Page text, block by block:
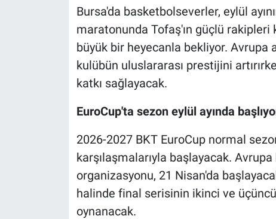
Bursa'da basketbolseverler, eylül
maratonunda Tofaş'ın güçlü rakipleri
büyük bir heyecanla bekliyor. Avrupa
kulübün uluslararası prestijini
katkı sağlayacak.
EuroCup'ta sezon eylül ayında
2026-2027 BKT EuroCup normal
karşılaşmalarıyla başlayacak.
organizasyonu, 21 Nisan'da
halinde final serisinin ikinci ve
oynanacak.